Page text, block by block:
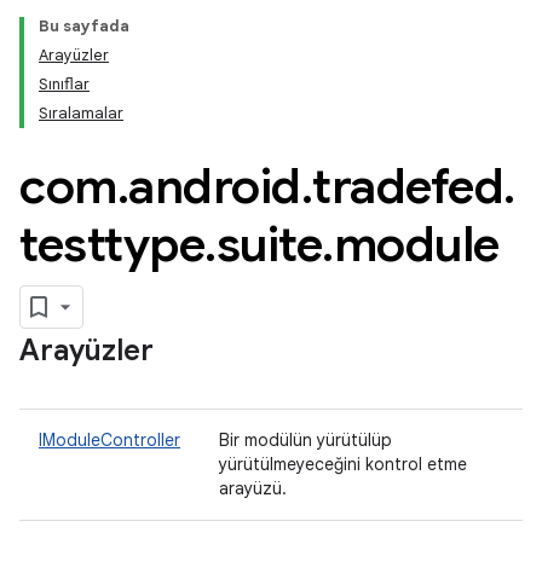
Bu sayfada
Arayüzler
Sınıflar
Sıralamalar
com.android.tradefed.
testtype.suite.module
Arayüzler
IModuleController
Bir modülün yürütülüp
yürütülmeyeceğini kontrol etme
arayüzü.